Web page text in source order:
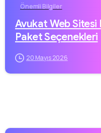
Önemli Bilgiler
Avukat Web Sitesi
Paket Seçenekleri
20 Mayıs 2026